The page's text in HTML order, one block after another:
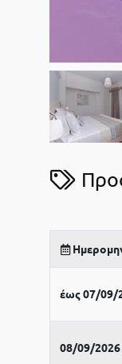
έως 07/09/
08/09/